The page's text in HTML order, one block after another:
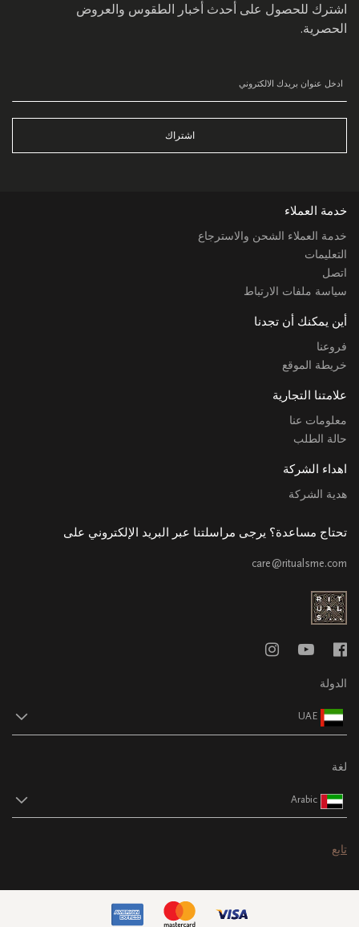
اشترك للحصول على أحدث أخبار الطقوس والعروض
الحصرية.
اشتراك
خدمة العملاء
خدمة العملاء الشحن والاسترجاع
التعليمات
اتصل
سياسة ملفات الارتباط
أين يمكنك أن تجدنا
فروعنا
خريطة الموقع
علامتنا التجارية
معلومات عنا
حالة الطلب
اهداء الشركة
هدية الشركة
تحتاج مساعدة؟ يرجى مراسلتنا عبر البريد الإلكتروني على
care@ritualsme.com
الدولة
UAE
لغة
Arabic
تابع